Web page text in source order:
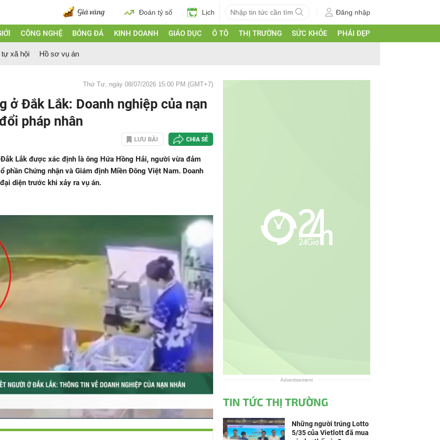
Đoán tỷ số Lịch Đăng nhập
CÔNG NGHỆ BÓNG ĐÁ KINH DOANH GIÁO DỤC Ô TÔ THỊ TRƯỜNG SỨC KHỎE PHÁI ĐẸP
tự xã hội Hồ sơ vụ án
Thứ Tư, ngày 08/07/2026 15:00 PM (GMT+7)
ở Đắk Lắk: Doanh nghiệp của nạn
pháp nhân
LƯU BÀI CHIA SẺ
Lắk được xác định là ông Hứa Hồng Hải, người vừa đảm
phần Chứng nhận và Giám định Miền Đông Việt Nam. Doanh
diện trước khi xảy ra vụ án.
Toàn
Bật
Advertisement
TIN TỨC THỊ TRƯỜNG
Những người trúng Lotto
5/35 của Vietlott đã mua